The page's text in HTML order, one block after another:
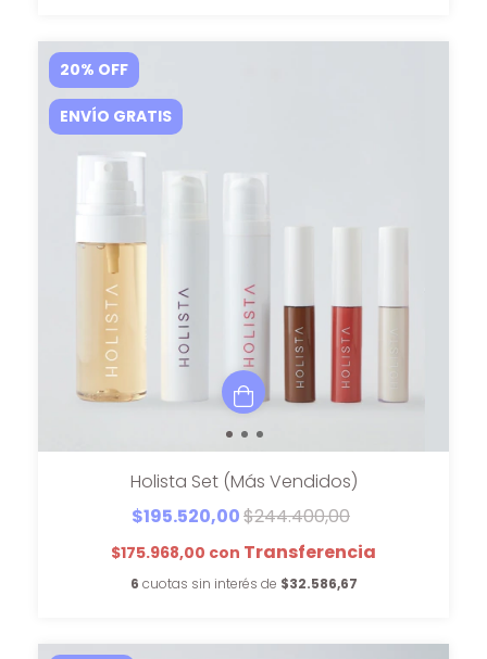
20% OFF
ENVÍO GRATIS
Holista Set (Más Vendidos)
$195.520,00$244.400,00
$175.968,00 con
6 cuotas sin interés de $32.586,67